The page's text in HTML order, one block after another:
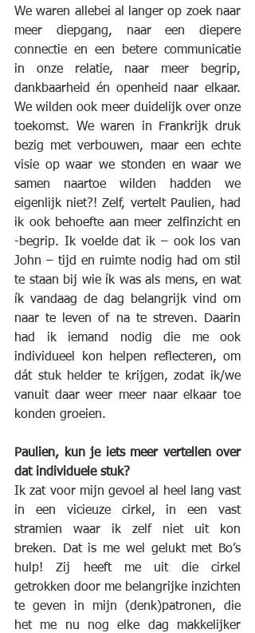
We waren allebei al langer op zoek naar
meer diepgang, naar een diepere
connectie en een betere communicatie
in onze relatie, naar meer begrip,
dankbaarheid én openheid naar elkaar.
We wilden ook meer duidelijk over onze
toekomst. We waren in Frankrijk druk
bezig met verbouwen, maar een echte
visie op waar we stonden en waar we
samen naartoe wilden hadden we
eigenlijk niet?! Zelf, vertelt Paulien, had
ik ook behoefte aan meer zelfinzicht en
-begrip. Ik voelde dat ik – ook los van
John – tijd en ruimte nodig had om stil
te staan bij wie ík was als mens, en wat
ík vandaag de dag belangrijk vind om
naar te leven of na te streven. Daarin
had ik iemand nodig die me ook
individueel kon helpen reflecteren, om
dát stuk helder te krijgen, zodat ik/we
vanuit daar weer meer naar elkaar toe
konden groeien.
Paulien, kun je iets meer vertellen over
dat individuele stuk?
Ik zat voor mijn gevoel al heel lang vast
in een vicieuze cirkel, in een vast
stramien waar ik zelf niet uit kon
breken. Dat is me wel gelukt met Bo’s
hulp! Zij heeft me uit die cirkel
getrokken door me belangrijke inzichten
te geven in mijn (denk)patronen, die
het me nu nog elke dag makkelijker